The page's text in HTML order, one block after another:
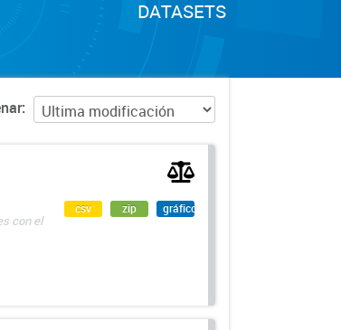
DATASETS
con el
csv zip gráfico